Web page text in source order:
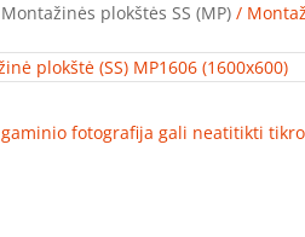
Montažinės plokštės SS (MP) /
gaminio fotografija gali neatitikti